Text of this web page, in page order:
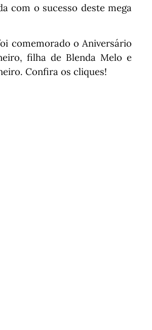
com o sucesso deste mega
comemorado o Aniversário
filha de Blenda Melo e
Confira os cliques!